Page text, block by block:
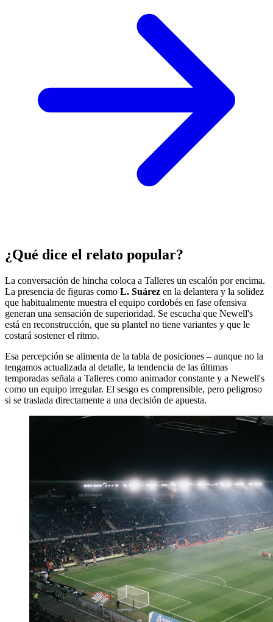
¿Qué dice el relato popular?
La conversación de hincha coloca a Talleres un escalón por encima.
La presencia de figuras como L. Suárez en la delantera y la solidez
que habitualmente muestra el equipo cordobés en fase ofensiva
generan una sensación de superioridad. Se escucha que Newell's
está en reconstrucción, que su plantel no tiene variantes y que le
costará sostener el ritmo.
Esa percepción se alimenta de la tabla de posiciones – aunque no la
tengamos actualizada al detalle, la tendencia de las últimas
temporadas señala a Talleres como animador constante y a Newell's
como un equipo irregular. El sesgo es comprensible, pero peligroso
si se traslada directamente a una decisión de apuesta.